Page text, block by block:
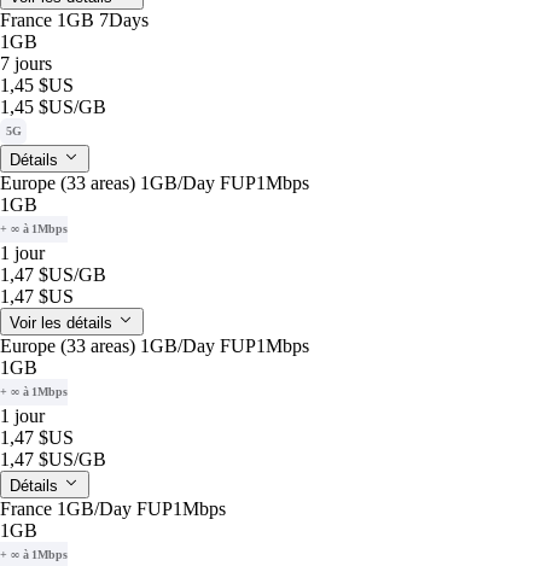
France 1GB 7Days
1GB
7 jours
1,45 $US
1,45 $US/GB
5G
Détails
Europe (33 areas) 1GB/Day FUP1Mbps
1GB
+ ∞ à 1Mbps
1 jour
1,47 $US/GB
1,47 $US
Voir les détails
Europe (33 areas) 1GB/Day FUP1Mbps
1GB
+ ∞ à 1Mbps
1 jour
1,47 $US
1,47 $US/GB
Détails
France 1GB/Day FUP1Mbps
1GB
+ ∞ à 1Mbps